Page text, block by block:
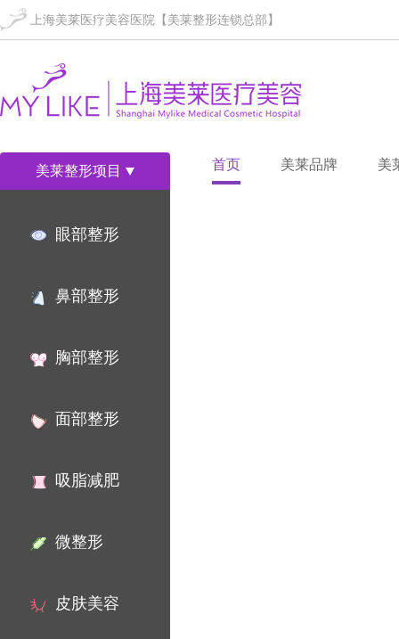
上海美莱医疗美容医院【美莱整形连锁总部】
美莱整形项目
眼部整形
鼻部整形
胸部整形
面部整形
吸脂减肥
微整形
皮肤美容
首页 美莱品牌 美